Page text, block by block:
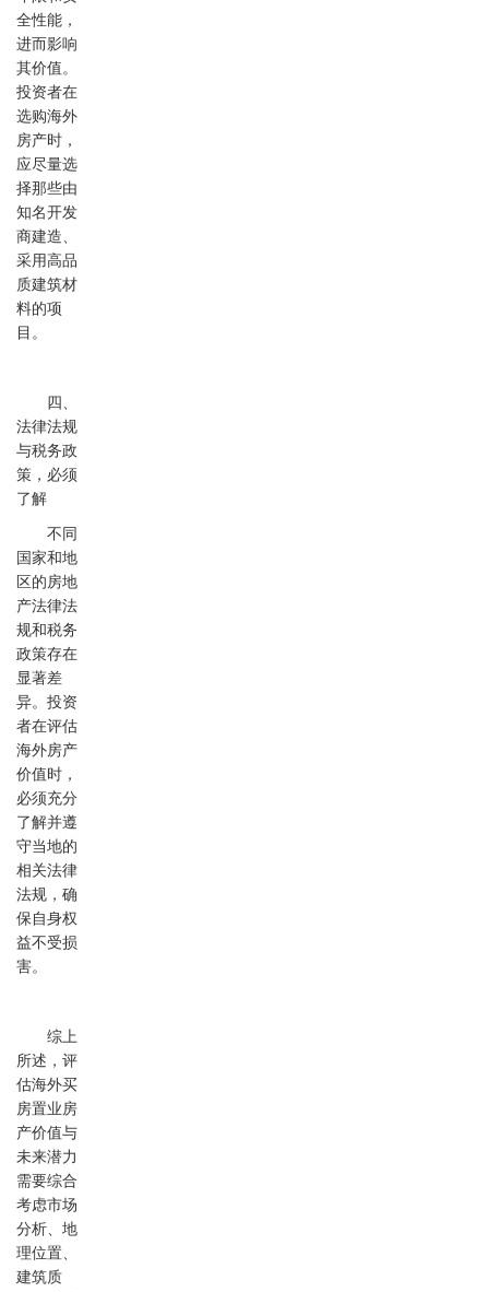
全性能，
进而影响
其价值。
投资者在
选购海外
房产时，
应尽量选
择那些由
知名开发
商建造、
采用高品
质建筑材
料的项
目。
四、
法律法规
与税务政
策，必须
了解
不同
国家和地
区的房地
产法律法
规和税务
政策存在
显著差
异。投资
者在评估
海外房产
价值时，
必须充分
了解并遵
守当地的
相关法律
法规，确
保自身权
益不受损
害。
综上
所述，评
估海外买
房置业房
产价值与
未来潜力
需要综合
考虑市场
分析、地
理位置、
建筑质